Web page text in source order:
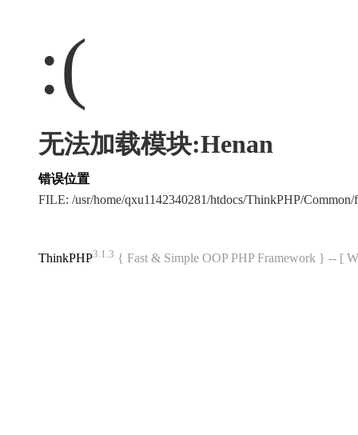
:(
无法加载模块:Henan
错误位置
FILE: /usr/home/qxu1142340281/htdocs/ThinkPHP/
ThinkPHP3.1.3 { Fast & Simple OOP PHP Framework } -- [